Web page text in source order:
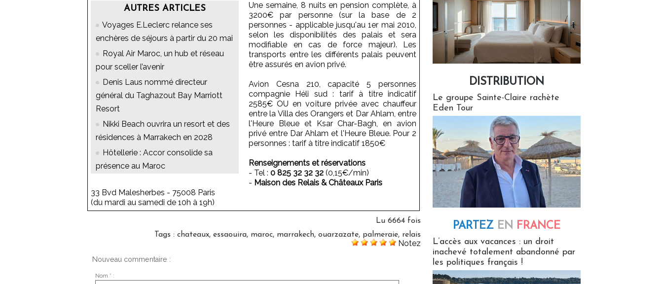
AUTRES ARTICLES
Voyages E.Leclerc relance ses
enchères de séjours à partir du 20 mai
Royal Air Maroc, un hub et réseau
pour sceller l’avenir
Denis Laus nommé directeur
général du Taghazout Bay Marriott
Resort
Nikki Beach ouvrira un resort et des
résidences à Marrakech en 2028
Hôtellerie : Accor consolide sa
présence au Maroc
Une semaine, 8 nuits en pension complète, à
3200€ par personne (sur la base de 2
personnes - applicable jusqu'au 1er mai 2010,
selon les disponibilités des palais et sera
modifiable en cas de force majeur). Les
transports entre les différents palais peuvent
être assurés en avion privé.
Avion Cesna 210, capacité 5 personnes
compagnie Héli sud : tarif à titre indicatif
2585€ OU en voiture privée avec chauffeur
entre la Villa des Orangers et Dar Ahlam, entre
l'Heure Bleue et Ksar Char-Bagh, en avion
privé entre Dar Ahlam et l'Heure Bleue. Pour 2
personnes : tarif à titre indicatif 1850€
Renseignements et réservations
- Tel : 0 825 32 32 32 (0,15€/min)
- Maison des Relais & Châteaux Paris
33 Bvd Malesherbes - 75008 Paris
(du mardi au samedi de 10h à 19h)
Lu 6664 fois
Tags : chateaux, essaouira, maroc, marrakech, ouarzazate, palmeraie, relais
Notez
Nouveau commentaire :
Nom * :
DISTRIBUTION
Le groupe Sainte-Claire rachète
Eden Tour
PARTEZ EN FRANCE
L’accès aux vacances : un droit
inachevé totalement abandonné par
les politiques français !